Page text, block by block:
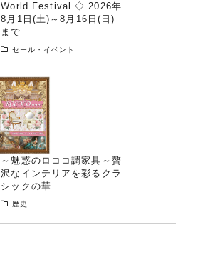
World Festival ◇ 2026年
8月1日(土)～8月16日(日)
まで
セール・イベント
～魅惑のロココ調家具～贅
沢なインテリアを彩るクラ
シックの華
歴史